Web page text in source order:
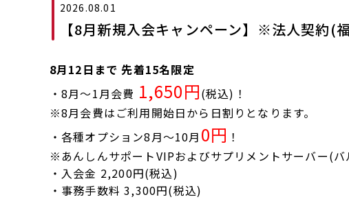
2026.08.01
【8月新規入会キャンペーン】※法人契約(
8月12日まで 先着15名限定
・8月～1月会費 1,650円(税込)！
※8月会費はご利用開始日から日割りとなります。
・各種オプション8月～10月 0円 ！
※あんしんサポートVIPおよびサプリメントサーバー(
・入会金 2,200円(税込)
・事務手数料 3,300円(税込)